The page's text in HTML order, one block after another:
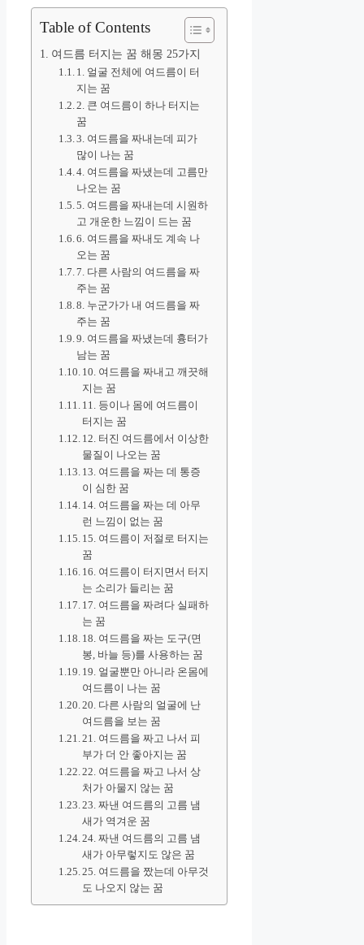
Table of Contents
여드름 터지는 꿈 해몽 25가지
1. 얼굴 전체에 여드름이 터
지는 꿈
2. 큰 여드름이 하나 터지는
꿈
3. 여드름을 짜내는데 피가
많이 나는 꿈
4. 여드름을 짜냈는데 고름만
나오는 꿈
5. 여드름을 짜내는데 시원하
고 개운한 느낌이 드는 꿈
6. 여드름을 짜내도 계속 나
오는 꿈
7. 다른 사람의 여드름을 짜
주는 꿈
8. 누군가가 내 여드름을 짜
주는 꿈
9. 여드름을 짜냈는데 흉터가
남는 꿈
10. 여드름을 짜내고 깨끗해
지는 꿈
11. 등이나 몸에 여드름이
터지는 꿈
12. 터진 여드름에서 이상한
물질이 나오는 꿈
13. 여드름을 짜는 데 통증
이 심한 꿈
14. 여드름을 짜는 데 아무
런 느낌이 없는 꿈
15. 여드름이 저절로 터지는
꿈
16. 여드름이 터지면서 터지
는 소리가 들리는 꿈
17. 여드름을 짜려다 실패하
는 꿈
18. 여드름을 짜는 도구(면
봉, 바늘 등)를 사용하는 꿈
19. 얼굴뿐만 아니라 온몸에
여드름이 나는 꿈
20. 다른 사람의 얼굴에 난
여드름을 보는 꿈
21. 여드름을 짜고 나서 피
부가 더 안 좋아지는 꿈
22. 여드름을 짜고 나서 상
처가 아물지 않는 꿈
23. 짜낸 여드름의 고름 냄
새가 역겨운 꿈
24. 짜낸 여드름의 고름 냄
새가 아무렇지도 않은 꿈
25. 여드름을 짰는데 아무것
도 나오지 않는 꿈